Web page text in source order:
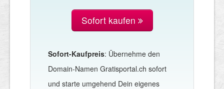
Sofort kaufen
Sofort-Kaufpreis: Übernehme den
Domain-Namen Gratisportal.ch sofort
und starte umgehend Dein eigenes